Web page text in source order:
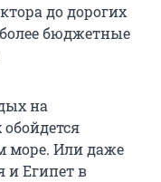
до дорогих
более бюджетные
на
море. Или даже
и Египет в